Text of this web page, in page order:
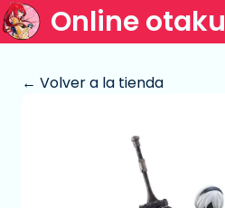
Online otaku
← Volver a la tienda